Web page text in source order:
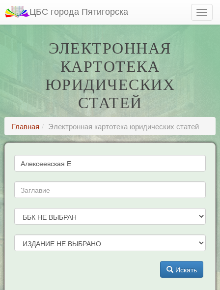
ЦБС города Пятигорска
ЭЛЕКТРОННАЯ
КАРТОТЕКА
ЮРИДИЧЕСКИХ
СТАТЕЙ
Главная Электронная картотека юридических статей
Искать